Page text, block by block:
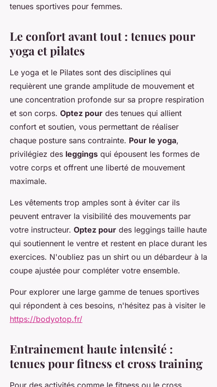
tenues sportives pour femmes.
Le confort avant tout : tenues pour
yoga et pilates
Le yoga et le Pilates sont des disciplines qui
requièrent une grande amplitude de mouvement et
une concentration profonde sur sa propre respiration
et son corps. Optez pour des tenues qui allient
confort et soutien, vous permettant de réaliser
chaque posture sans contrainte. Pour le yoga,
privilégiez des leggings qui épousent les formes de
votre corps et offrent une liberté de mouvement
maximale.
Les vêtements trop amples sont à éviter car ils
peuvent entraver la visibilité des mouvements par
votre instructeur. Optez pour des leggings taille haute
qui soutiennent le ventre et restent en place durant les
exercices. N'oubliez pas un shirt ou un débardeur à la
coupe ajustée pour compléter votre ensemble.
Pour explorer une large gamme de tenues sportives
qui répondent à ces besoins, n'hésitez pas à visiter le
https://bodyotop.fr/
Entrainement haute intensité :
tenues pour fitness et cross training